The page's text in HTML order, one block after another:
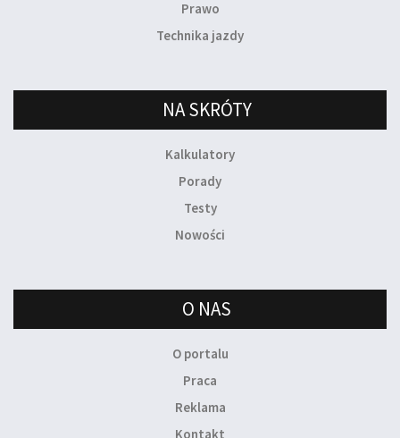
Prawo
Technika jazdy
NA SKRÓTY
Kalkulatory
Porady
Testy
Nowości
O NAS
O portalu
Praca
Reklama
Kontakt